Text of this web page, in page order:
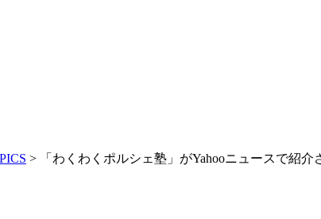
> 「わくわくポルシェ塾」がYahooニュースで紹介